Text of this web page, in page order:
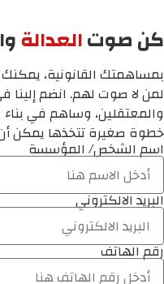
كن صوتالعدالة
بمساهمتك القانونية،
لمن لا صوت لهم. انضم إلينا
والمعتقلين، وساهم في
خطوة صغيرة تتخذها يمكن أن
اسم الشخص/ المؤسسة
البريد الالكتروني
رقم الهاتف